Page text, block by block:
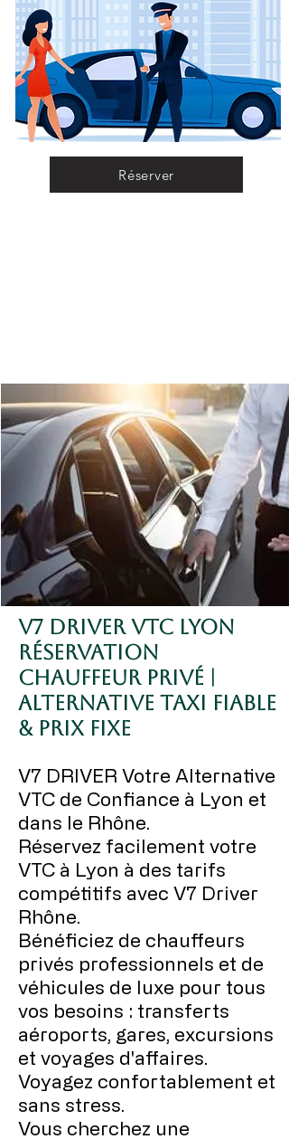
Réserver
V7 DRIVER VTC Lyon
Réservation
Chauffeur Privé |
Alternative Taxi Fiable
& Prix Fixe
V7 DRIVER Votre Alternative
VTC de Confiance à Lyon et
dans le Rhône.
Réservez facilement votre
VTC à Lyon à des tarifs
compétitifs avec V7 Driver
Rhône.
Bénéficiez de chauffeurs
privés professionnels et de
véhicules de luxe pour tous
vos besoins : transferts
aéroports, gares, excursions
et voyages d'affaires.
Voyagez confortablement et
sans stress.
Vous cherchez une